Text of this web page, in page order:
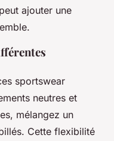
ajouter une
sportswear
neutres et
mélangez un
Cette flexibilité